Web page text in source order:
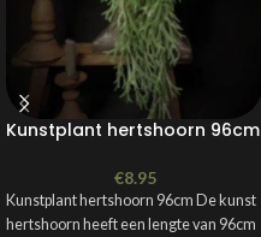
Kunstplant hertshoorn 96cm
€8.95
Kunstplant hertshoorn 96cm De kunst
hertshoorn heeft een lengte van 96cm